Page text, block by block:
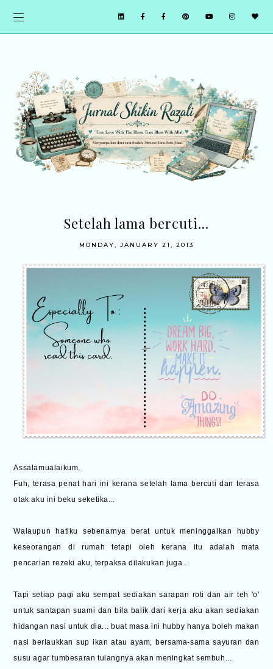
Setelah lama bercuti...
MONDAY, JANUARY 21, 2013
Assalamualaikum,
Fuh, terasa penat hari ini kerana setelah lama bercuti dan terasa
otak aku ini beku seketika...
Walaupun hatiku sebenarnya berat untuk meninggalkan hubby
keseorangan di rumah tetapi oleh kerana itu adalah mata
pencarian rezeki aku, terpaksa dilakukan juga...
Tapi setiap pagi aku sempat sediakan sarapan roti dan air teh 'o'
untuk santapan suami dan bila balik dari kerja aku akan sediakan
hidangan nasi untuk dia... buat masa ini hubby hanya boleh makan
nasi berlaukkan sup ikan atau ayam, bersama-sama sayuran dan
susu agar tumbesaran tulangnya akan meningkat sembuh...